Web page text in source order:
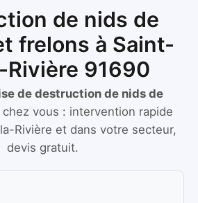
de nids de
frelons à Saint-
91690
de destruction de nids de
vous : intervention rapide
Rivière et dans votre secteur,
devis gratuit.